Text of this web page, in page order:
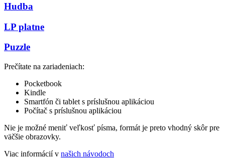
Hudba
LP platne
Puzzle
Prečítate na zariadeniach:
Pocketbook
Kindle
Smartfón či tablet s príslušnou aplikáciou
Počítač s príslušnou aplikáciou
Nie je možné meniť veľkosť písma, formát je preto vhodný skôr pre
väčšie obrazovky.
Viac informácií v našich návodoch